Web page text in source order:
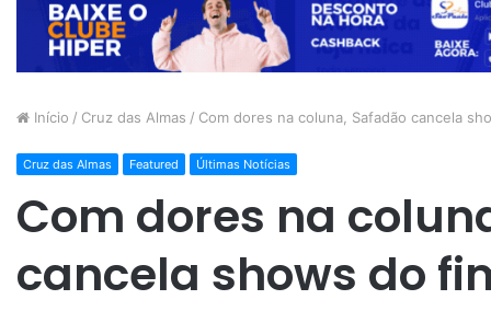
Início / Cruz das Almas / Com dores na coluna, Safadão cancela
Cruz das Almas Featured Últimas Notícias
Com dores na
cancela shows do